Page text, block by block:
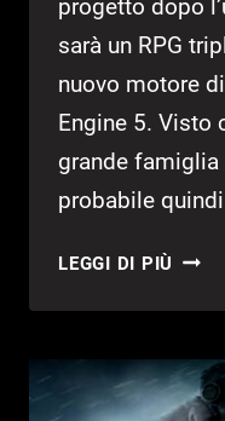
progetto dopo
sarà un RPG
nuovo motore
Engine 5. Visto
grande
probabile
LEGGI DI PIÙ